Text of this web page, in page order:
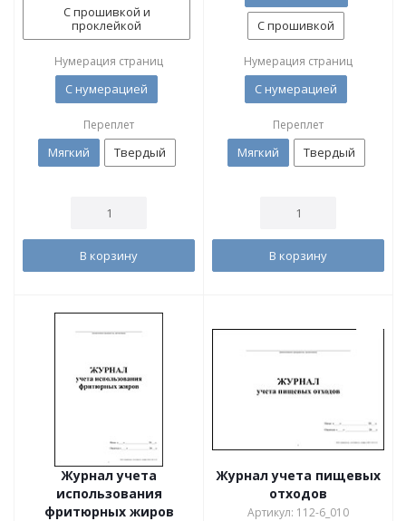
С прошивкой и
проклейкой
Нумерация страниц
С нумерацией
Переплет
Мягкий Твердый
В корзину
С прошивкой
Нумерация страниц
С нумерацией
Переплет
Мягкий Твердый
В корзину
Журнал учета
использования
фритюрных жиров
Журнал учета пищевых
отходов
Артикул: 112-6_010